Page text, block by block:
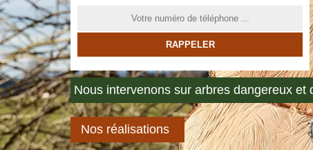
Nous intervenons sur arbres dangereux et
Nos réalisations